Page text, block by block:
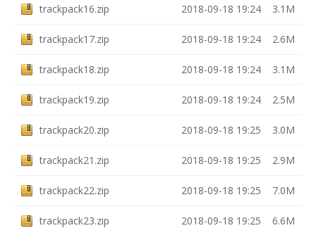
trackpack16.zip 2018-09-18 19:24 3.1M
trackpack17.zip 2018-09-18 19:24 2.6M
trackpack18.zip 2018-09-18 19:24 3.1M
trackpack19.zip 2018-09-18 19:24 2.5M
trackpack20.zip 2018-09-18 19:25 3.0M
trackpack21.zip 2018-09-18 19:25 2.9M
trackpack22.zip 2018-09-18 19:25 7.0M
trackpack23.zip 2018-09-18 19:25 6.6M